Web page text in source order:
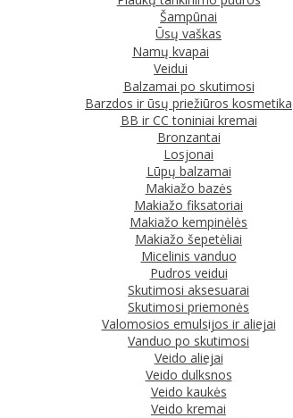
Šampūnai
Ūsų vaškas
Namų kvapai
Veidui
Balzamai po skutimosi
Barzdos ir ūsų priežiūros kosmetika
BB ir CC toniniai kremai
Bronzantai
Losjonai
Lūpų balzamai
Makiažo bazės
Makiažo fiksatoriai
Makiažo kempinėlės
Makiažo šepetėliai
Micelinis vanduo
Pudros veidui
Skutimosi aksesuarai
Skutimosi priemonės
Valomosios emulsijos ir aliejai
Vanduo po skutimosi
Veido aliejai
Veido dulksnos
Veido kaukės
Veido kremai